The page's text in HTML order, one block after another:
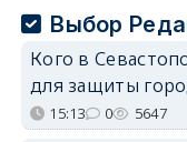
Выбор
Кого в
для защиты
15:13 0 5647